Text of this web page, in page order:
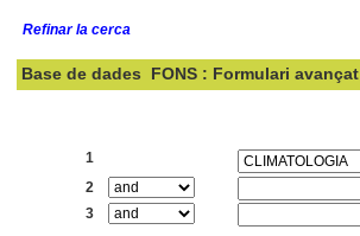
Refinar la cerca
Base de dades FONS : Formulari avançat
1
2
3